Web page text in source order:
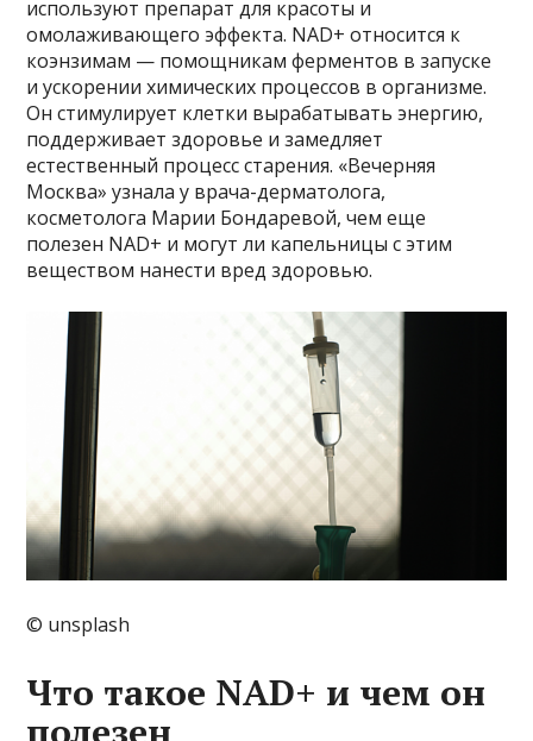
используют препарат для красоты и
омолаживающего эффекта. NAD+ относится к
коэнзимам — помощникам ферментов в запуске
и ускорении химических процессов в организме.
Он стимулирует клетки вырабатывать энергию,
поддерживает здоровье и замедляет
естественный процесс старения. «Вечерняя
Москва» узнала у врача-дерматолога,
косметолога Марии Бондаревой, чем еще
полезен NAD+ и могут ли капельницы с этим
веществом нанести вред здоровью.
© unsplash
Что такое NAD+ и чем он